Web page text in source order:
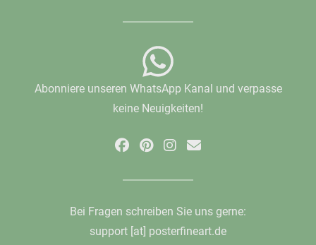
Abonniere unseren WhatsApp Kanal und verpasse
keine Neuigkeiten!
Bei Fragen schreiben Sie uns gerne:
support [at] posterfineart.de